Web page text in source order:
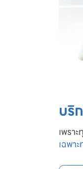
บริ
เพรา
เฉพา